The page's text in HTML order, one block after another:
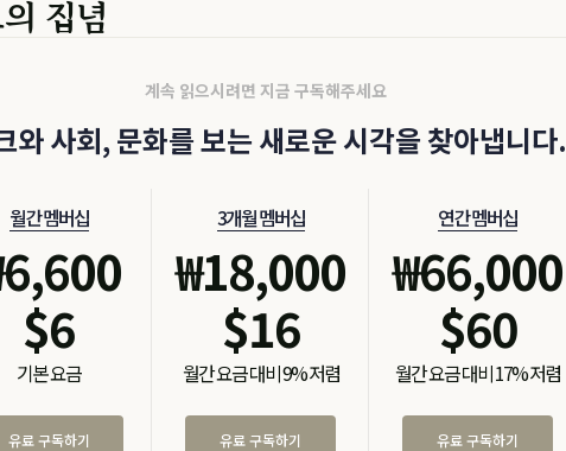
집념
계속 읽으시려면 지금 구독해주세요
와 사회, 문화를 보는 새로운 시각을 찾아냅니다.
월간 멤버십
6,600
$6
기본 요금
유료 구독하기
3개월 멤버십
₩18,000
$16
월간 요금 대비 9% 저렴
유료 구독하기
연간 멤버십
₩66,000
$60
월간 요금 대비 17% 저렴
유료 구독하기